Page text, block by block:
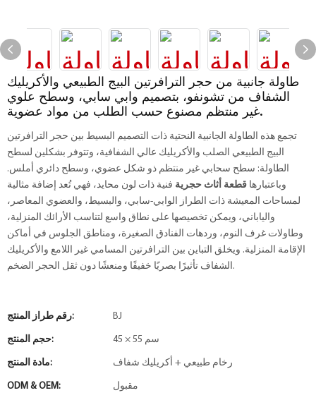
طاولة جانبية من حجر الترافرتين البيج الطبيعي والأكريليك
الشفاف من تشونفو، بتصميم وابي سابي، وسطح علوي
غير منتظم مصنوع حسب الطلب من مواد عضوية.
تجمع هذه الطاولة الجانبية النحتية ذات التصميم البسيط بين حجر الترافرتين
البيج الطبيعي الصلب والأكريليك عالي الشفافية، وتتوفر بشكلين لسطح
الطاولة: سطح سحابي غير منتظم ذو شكل عضوي، وسطح دائري أملس.
وباعتبارها قطعة أثاث حجرية فنية ذات لون محايد، فهي تُعد إضافة مثالية
لمساحات المعيشة ذات الطراز الوابي-سابي، والبسيط، والعضوي المعاصر،
والياباني، ويمكن تخصيصها على نطاق واسع لتناسب الأرائك المنزلية،
وطاولات غرف النوم، وردهات الفنادق الصغيرة، ومناطق الجلوس في أماكن
الإقامة المنزلية. ويخلق التباين بين الترافرتين المسامي غير اللامع والأكريليك
الشفاف تأثيرًا بصريًا خفيفًا ومنعشًا دون ثقل الحجر الضخم.
رقم طراز المنتج: BJ
حجم المنتج: 45 × 55 سم
مادة المنتج: رخام طبيعي + أكريليك شفاف
ODM & OEM: مقبول